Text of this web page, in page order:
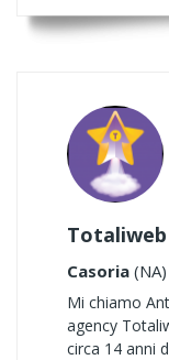
Totaliweb
Casoria
Mi chiamo
agency
circa 14 anni